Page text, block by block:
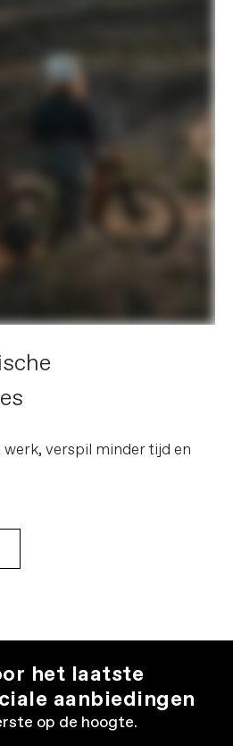
werk, verspil minder tijd en
het laatste
aanbiedingen
op de hoogte.